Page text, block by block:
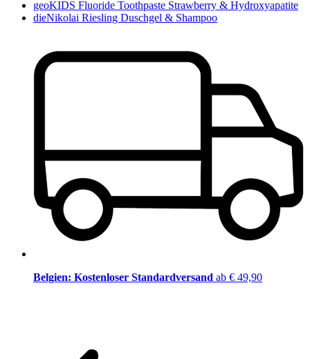
geoKIDS Fluoride Toothpaste Strawberry & Hydroxyapatite
dieNikolai Riesling Duschgel & Shampoo
Belgien: Kostenloser Standardversand ab € 49,90